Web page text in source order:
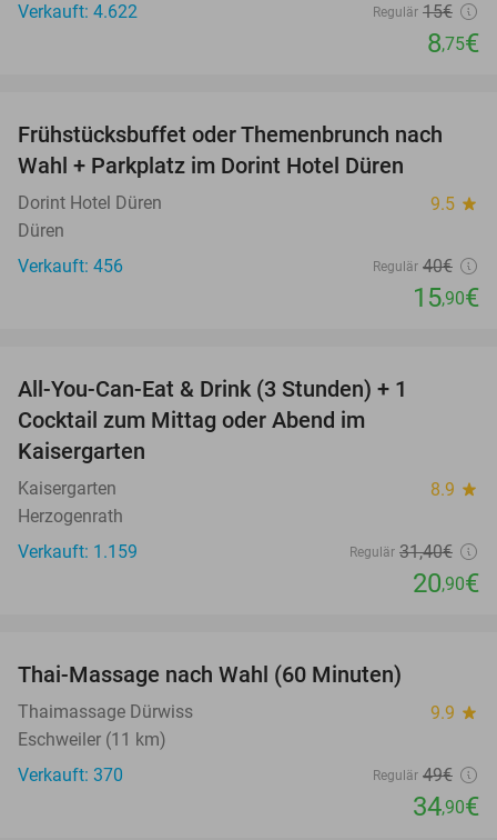
Verkauft: 4.622 Regulär 15€
8,75€
60%
Frühstücksbuffet oder Themenbrunch nach
Wahl + Parkplatz im Dorint Hotel Düren
Dorint Hotel Düren 9.5 star
Düren
Verkauft: 456
Regulär 40€
15,90€
All-You-Can-Eat & Drink (3 Stunden) + 1
Cocktail zum Mittag oder Abend im
Kaisergarten
Kaisergarten 8.9 star
Herzogenrath
Verkauft: 1.159
Regulär 31,40€
20,90€
Thai-Massage nach Wahl (60 Minuten)
Thaimassage Dürwiss 9.9 star
Eschweiler (11 km)
Verkauft: 370
Regulär 49€
34,90€